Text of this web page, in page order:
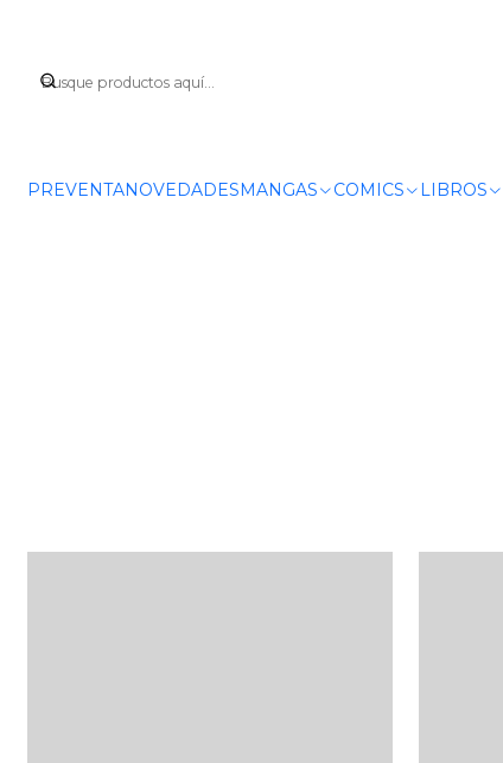
PREVENTANOVEDADESMANGAS COMICS LIBROS